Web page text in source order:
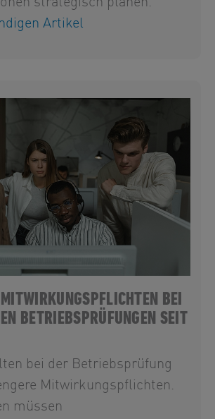
strategisch planen.
Artikel
BEI
BETRIEBSPRÜFUNGEN SEIT
bei der Betriebsprüfung
Mitwirkungspflichten.
müssen